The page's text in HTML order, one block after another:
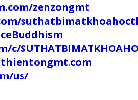
zenzongmt
us/